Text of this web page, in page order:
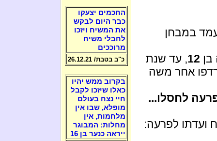
במבחן
12, עד שנת
אחר משה
לחסלו...
ועדתו לפרעה:
החכמים יצעקו
כבר היום לבקש
את המשיח ויזכו
לחבלי משיח
מרוככים
כ"ב בטבת/ 26.12.21
בקרוב ממש יהיו
כאלו שיזכו לקבל
חיי נצח בעולם
מופלא, שבו אין
מלחמות, אין
מחלות: המבוגר
ייראה כנער בן 16